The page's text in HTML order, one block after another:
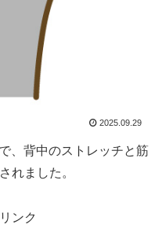
2025.09.29
、背中のストレッチと筋
れました。
ンク